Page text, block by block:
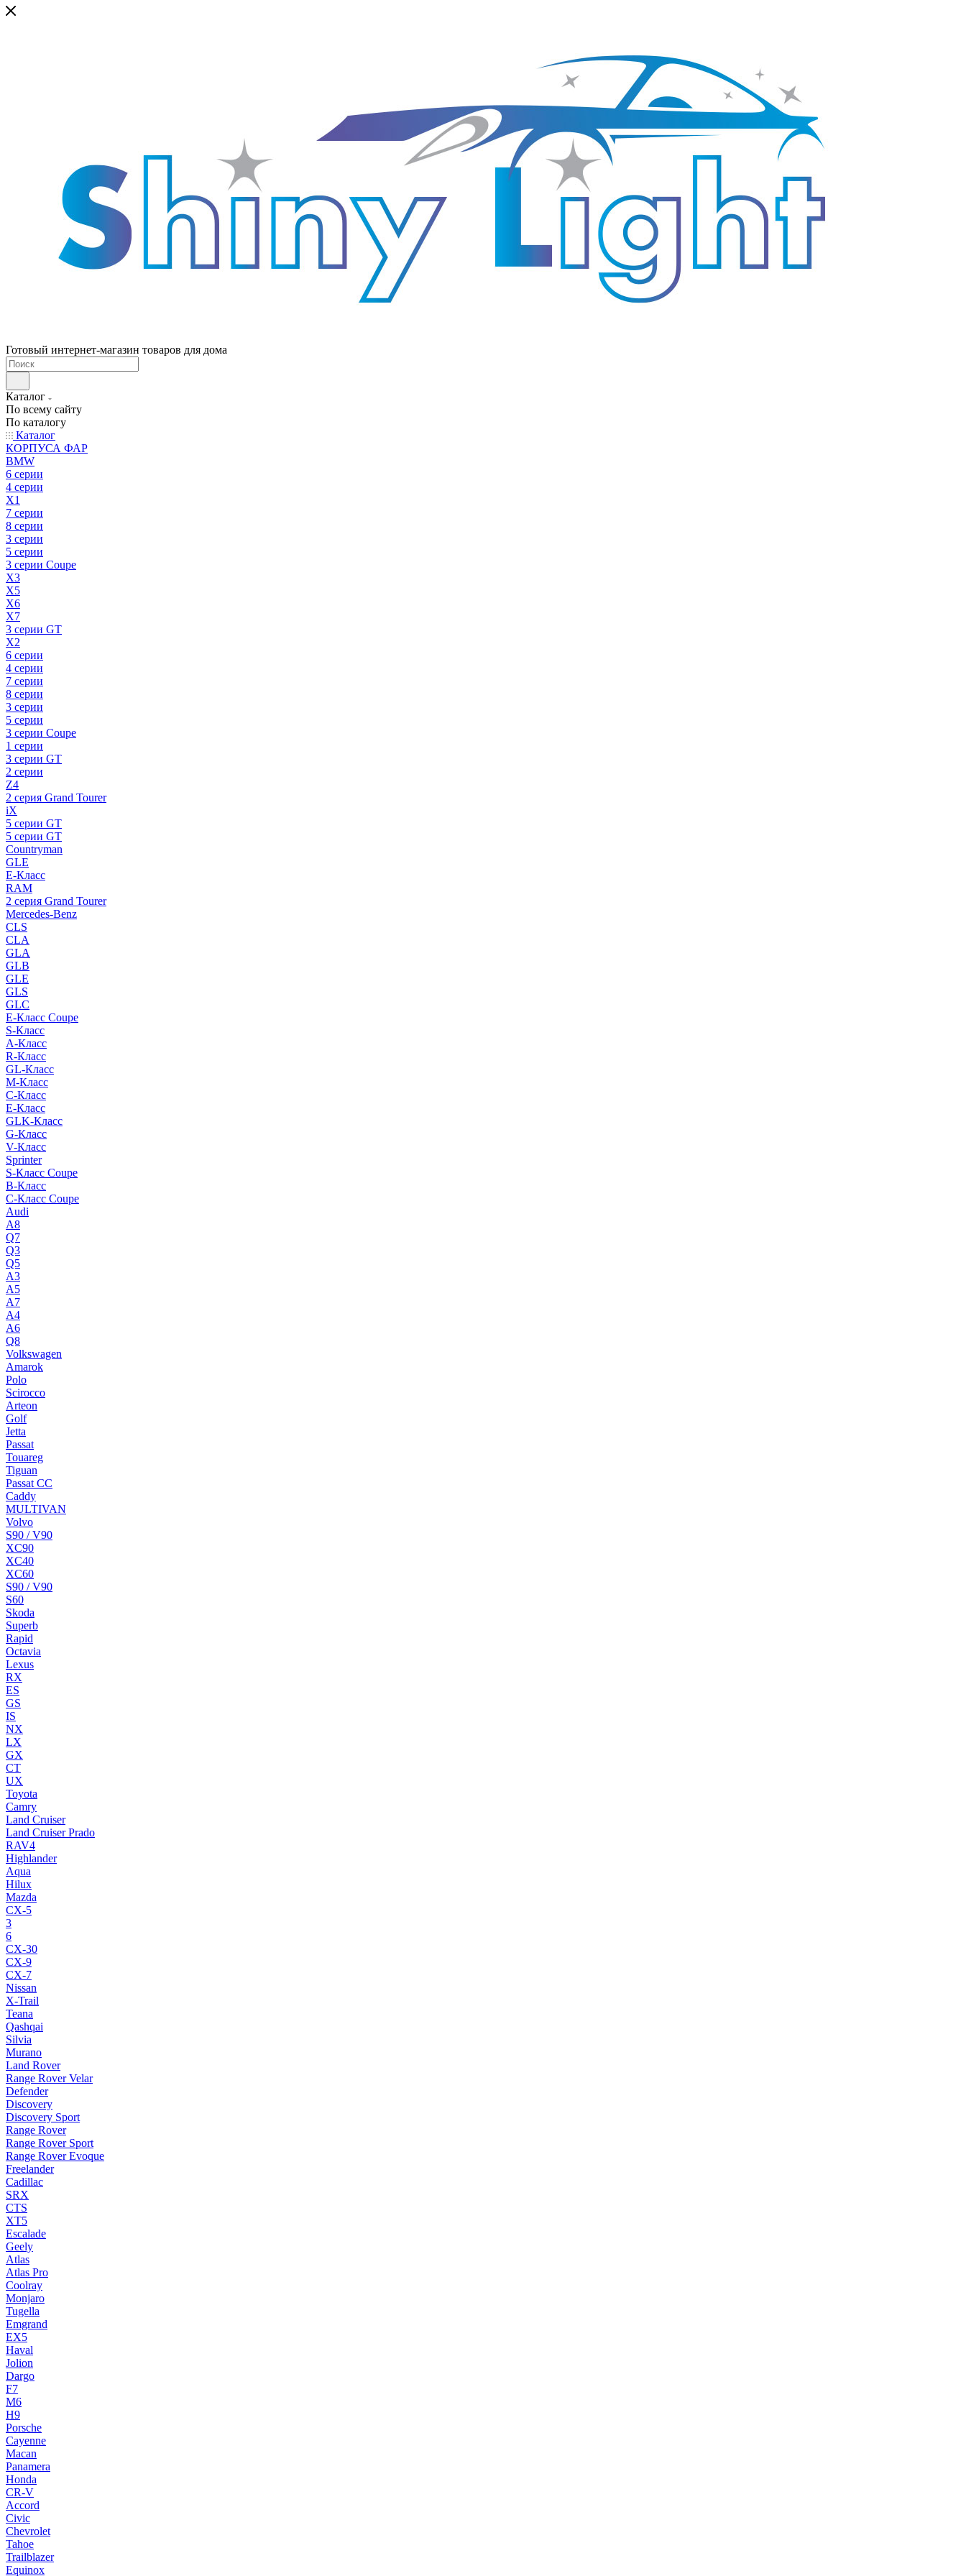
Готовый интернет-магазин товаров для дома
Каталог
По всему сайту
По каталогу
Каталог
КОРПУСА ФАР
BMW
6 серии
4 серии
X1
7 серии
8 серии
3 серии
5 серии
3 серии Coupe
X3
X5
X6
X7
3 серии GT
X2
6 серии
4 серии
7 серии
8 серии
3 серии
5 серии
3 серии Coupe
1 серии
3 серии GT
2 серии
Z4
2 серия Grand Tourer
iX
5 серии GT
5 серии GT
Countryman
GLE
E-Класс
RAM
2 серия Grand Tourer
Mercedes-Benz
CLS
CLA
GLA
GLB
GLE
GLS
GLC
E-Класс Coupe
S-Класс
A-Класс
R-Класс
GL-Класс
M-Класс
C-Класс
E-Класс
GLK-Класс
G-Класс
V-Класс
Sprinter
S-Класс Сoupe
B-Класс
C-Класс Coupe
Audi
A8
Q7
Q3
Q5
A3
A5
A7
A4
A6
Q8
Volkswagen
Amarok
Polo
Scirocco
Arteon
Golf
Jetta
Passat
Touareg
Tiguan
Passat CC
Caddy
MULTIVAN
Volvo
S90 / V90
XC90
XC40
XC60
S90 / V90
S60
Skoda
Superb
Rapid
Octavia
Lexus
RX
ES
GS
IS
NX
LX
GX
CT
UX
Toyota
Camry
Land Cruiser
Land Cruiser Prado
RAV4
Highlander
Aqua
Hilux
Mazda
CX-5
3
6
CX-30
CX-9
CX-7
Nissan
X-Trail
Teana
Qashqai
Silvia
Murano
Land Rover
Range Rover Velar
Defender
Discovery
Discovery Sport
Range Rover
Range Rover Sport
Range Rover Evoque
Freelander
Cadillac
SRX
CTS
XT5
Escalade
Geely
Atlas
Atlas Pro
Coolray
Monjaro
Tugella
Emgrand
EX5
Haval
Jolion
Dargo
F7
M6
H9
Porsche
Cayenne
Macan
Panamera
Honda
CR-V
Accord
Civic
Chevrolet
Tahoe
Trailblazer
Equinox